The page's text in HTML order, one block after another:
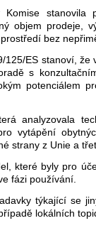
Komise
objem prodeje,
bez
ES stanoví,
s
potenciálem
analyzovala
vytápění
strany z Unie a
které byly pro
fázi používání.
týkající se
lokálních